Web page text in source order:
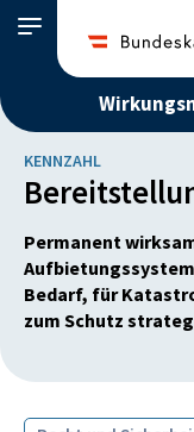
KENNZAHL
Permanent
Bedarf, für
zum Schutz